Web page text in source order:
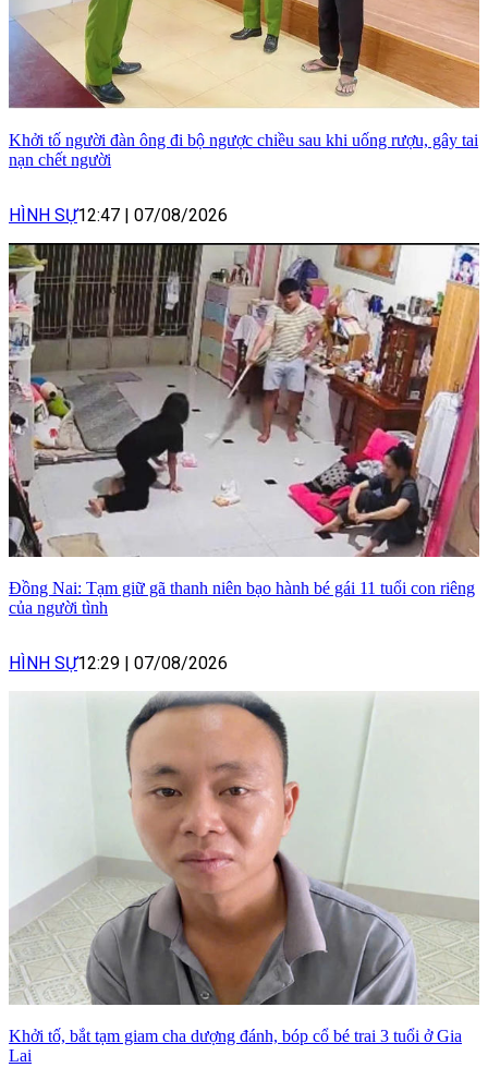
Khởi tố người đàn ông đi bộ ngược chiều sau khi uống rượu, gây tai
nạn chết người
HÌNH SỰ12:47 | 07/08/2026
Đồng Nai: Tạm giữ gã thanh niên bạo hành bé gái 11 tuổi con riêng
của người tình
HÌNH SỰ12:29 | 07/08/2026
Khởi tố, bắt tạm giam cha dượng đánh, bóp cổ bé trai 3 tuổi ở Gia
Lai